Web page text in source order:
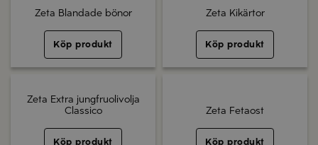
Zeta Blandade bönor
Köp produkt
Zeta Kikärtor
Köp produkt
Zeta Extra jungfruolivolja
Classico
Köp produkt
Zeta Fetaost
Köp produkt